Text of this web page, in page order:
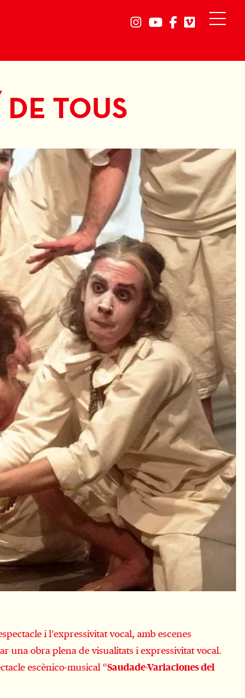
Link a instagram
Link a youtube
Link aLink a
TOUS
i l’expressivitat vocal, amb escenes
una obra plena de visualitats i expressivitat vocal.
escènico-musical “Saudade-Variaciones del